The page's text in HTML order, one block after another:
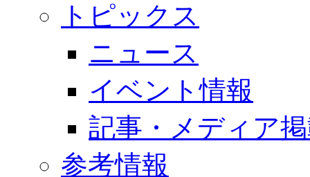
トピックス
ニュース
イベント情報
記事・メディア
参考情報